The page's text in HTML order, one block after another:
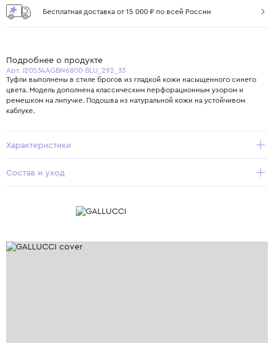
Бесплатная доставка от 15 000 ₽ по всей России
Подробнее о продукте
Арт. J20534AGBN6800-BLU_292_33
Туфли выполнены в стиле брогов из гладкой кожи насыщенного синего
цвета. Модель дополнена классическим перфорационным узором и
ремешком на липучке. Подошва из натуральной кожи на устойчивом
каблуке.
Характеристики
Состав и уход